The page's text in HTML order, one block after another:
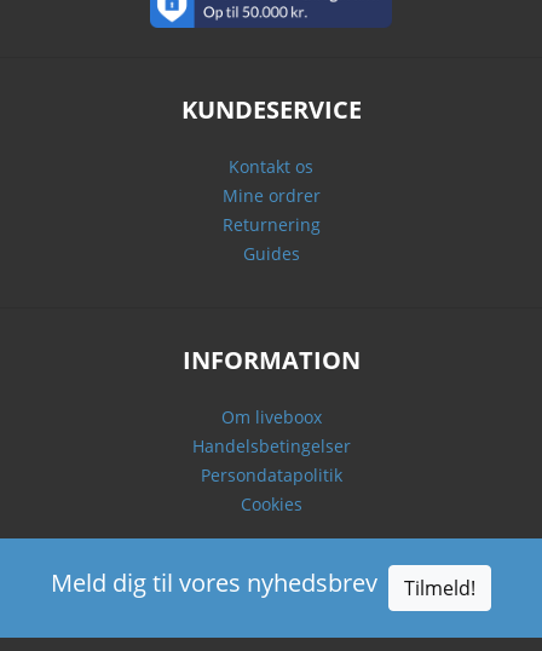
KUNDESERVICE
Kontakt os
Mine ordrer
Returnering
Guides
INFORMATION
Om liveboox
Handelsbetingelser
Persondatapolitik
Cookies
Meld dig til vores nyhedsbrev Tilmeld!